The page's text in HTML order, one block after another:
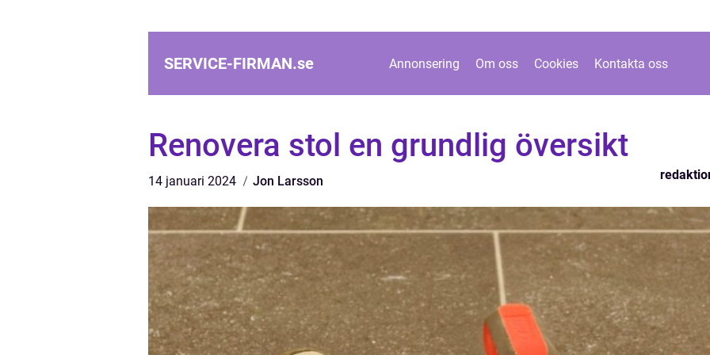
SERVICE-FIRMAN.se Annonsering Om oss Cookies Kontakta oss
Renovera stol en grundlig översikt
14 januari 2024 Jon Larsson